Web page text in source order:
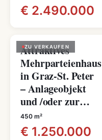
€ 2.490.000
ZU VERKAUFEN
Attraktives
Mehrparteienhaus
in Graz-St. Peter
– Anlageobjekt
und /oder zur…
450 m²
€ 1.250.000